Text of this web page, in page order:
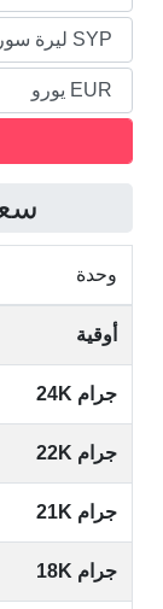
وحدة
أوقية
جرام 24K
جرام 22K
جرام 21K
جرام 18K